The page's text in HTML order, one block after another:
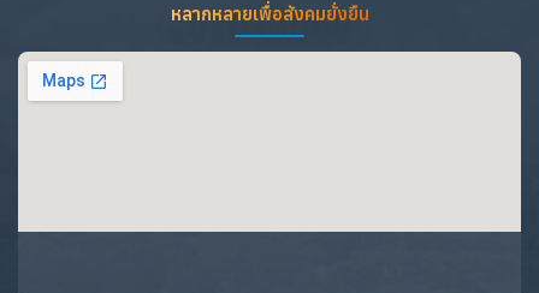
หลากหลายเพื่อสังคมยั่งยืน